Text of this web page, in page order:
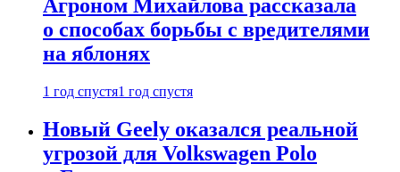
Агроном Михайлова рассказала
о способах борьбы с вредителями
на яблонях
1 год спустя1 год спустя
Новый Geely оказался реальной
угрозой для Volkswagen Polo